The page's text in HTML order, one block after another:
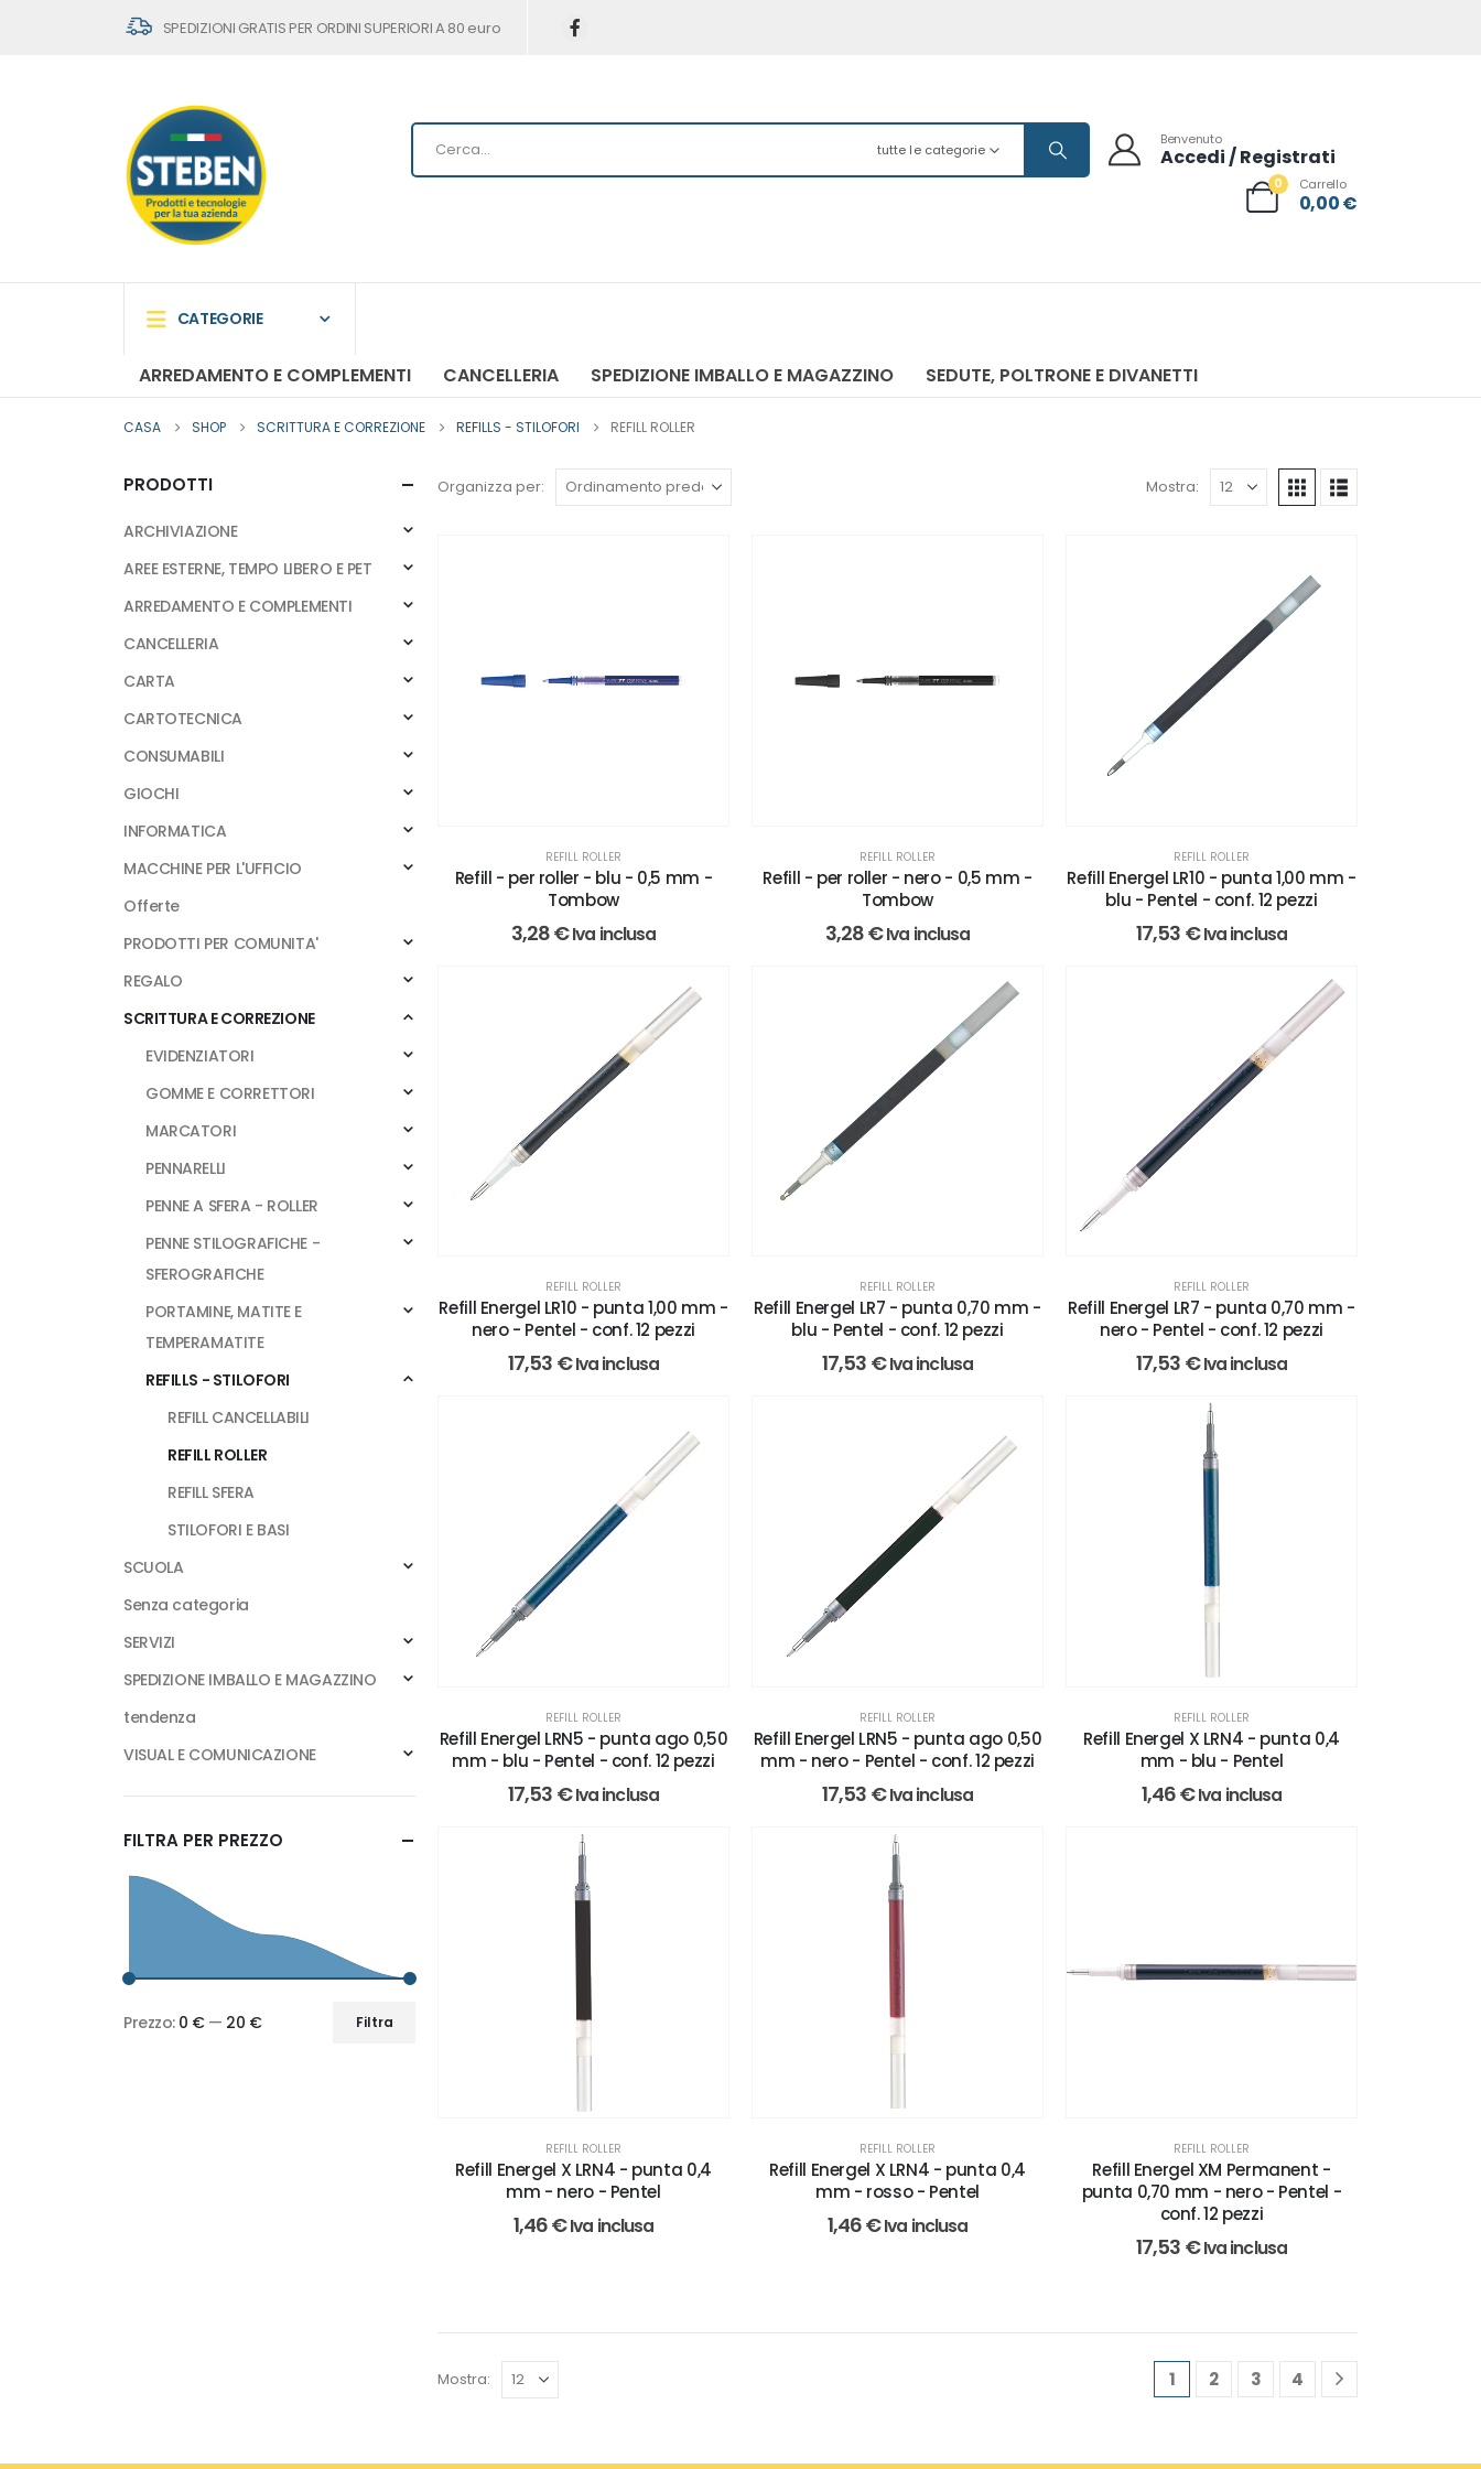
SPEDIZIONI GRATIS PER ORDINI SUPERIORI A 80 euro
tutte le categorie
Benvenuto
Accedi / Registrati
0 Carrello
0,00€
CATEGORIE
ARREDAMENTO E COMPLEMENTI CANCELLERIA SPEDIZIONE IMBALLO E MAGAZZINO SEDUTE, POLTRONE E DIVANETTI
CASA SHOP SCRITTURA E CORREZIONE REFILLS - STILOFORI REFILL ROLLER
Organizza per: Mostra:
REFILL ROLLER
Refill - per roller - blu - 0,5 mm -
Tombow
3,28€Iva inclusa
REFILL ROLLER
Refill - per roller - nero - 0,5 mm -
Tombow
3,28€Iva inclusa
REFILL ROLLER
Refill Energel LR10 - punta 1,00 mm -
blu - Pentel - conf. 12 pezzi
17,53 €Iva inclusa
REFILL ROLLER
Refill Energel LR10 - punta 1,00 mm -
nero - Pentel - conf. 12 pezzi
17,53 €Iva inclusa
REFILL ROLLER
Refill Energel LR7 - punta 0,70 mm -
blu - Pentel - conf. 12 pezzi
17,53 €Iva inclusa
REFILL ROLLER
Refill Energel LR7 - punta 0,70 mm -
nero - Pentel - conf. 12 pezzi
17,53 €Iva inclusa
REFILL ROLLER
Refill Energel LRN5 - punta ago 0,50
mm - blu - Pentel - conf. 12 pezzi
17,53 €Iva inclusa
REFILL ROLLER
Refill Energel LRN5 - punta ago 0,50
mm - nero - Pentel - conf. 12 pezzi
17,53 €Iva inclusa
REFILL ROLLER
Refill Energel X LRN4 - punta 0,4
mm - blu - Pentel
1,46€Iva inclusa
REFILL ROLLER
Refill Energel X LRN4 - punta 0,4
mm - nero - Pentel
1,46€Iva inclusa
REFILL ROLLER
Refill Energel X LRN4 - punta 0,4
mm - rosso - Pentel
1,46€Iva inclusa
REFILL ROLLER
Refill Energel XM Permanent -
punta 0,70 mm - nero - Pentel -
conf. 12 pezzi
17,53 €Iva inclusa
Mostra: 1 2 3 4
PRODOTTI
ARCHIVIAZIONE
AREE ESTERNE, TEMPO LIBERO E PET
ARREDAMENTO E COMPLEMENTI
CANCELLERIA
CARTA
CARTOTECNICA
CONSUMABILI
GIOCHI
INFORMATICA
MACCHINE PER L'UFFICIO
Offerte
PRODOTTI PER COMUNITA'
REGALO
SCRITTURA E CORREZIONE
EVIDENZIATORI
GOMME E CORRETTORI
MARCATORI
PENNARELLI
PENNE A SFERA - ROLLER
PENNE STILOGRAFICHE -
SFEROGRAFICHE
PORTAMINE, MATITE E
TEMPERAMATITE
REFILLS - STILOFORI
REFILL CANCELLABILI
REFILL ROLLER
REFILL SFERA
STILOFORI E BASI
SCUOLA
Senza categoria
SERVIZI
SPEDIZIONE IMBALLO E MAGAZZINO
tendenza
VISUAL E COMUNICAZIONE
FILTRA PER PREZZO
Filtra
Prezzo: 0 €— 20 €